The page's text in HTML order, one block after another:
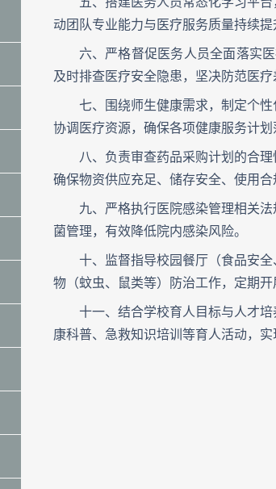
动团队专业能力与医疗服务质量持续提
六、严格督促医务人员全面落实
及时排查医疗安全隐患，坚决防范医疗
七、围绕师生健康需求，制定个
协调医疗资源，确保各项健康服务计划
八、负责审查药品采购计划的合
确保物资供应充足、储存安全、使用合
九、严格执行医院感染管理相关
菌管理，有效降低院内感染风险。
十、监督指导校园餐厅（食品安
物（蚊虫、鼠类等）防治工作，定期开
十一、结合学校育人目标与人才
康科普、急救知识培训等育人活动，